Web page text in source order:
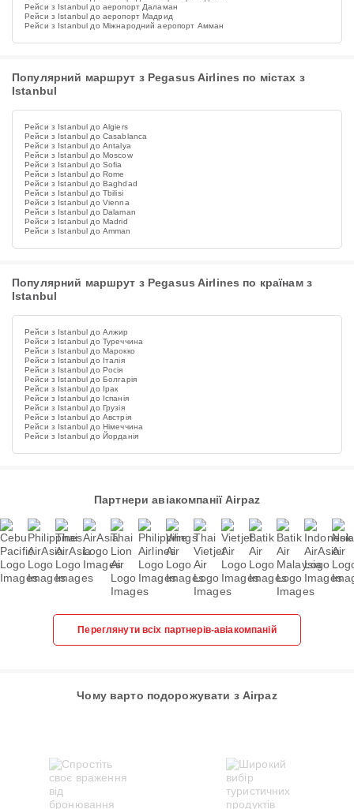
Рейси з Istanbul до аеропорт Даламан
Рейси з Istanbul до аеропорт Мадрид
Рейси з Istanbul до Міжнародний аеропорт Амман
Популярний маршрут з Pegasus Airlines по містах з
Istanbul
Рейси з Istanbul до Algiers
Рейси з Istanbul до Casablanca
Рейси з Istanbul до Antalya
Рейси з Istanbul до Moscow
Рейси з Istanbul до Sofia
Рейси з Istanbul до Rome
Рейси з Istanbul до Baghdad
Рейси з Istanbul до Tbilisi
Рейси з Istanbul до Vienna
Рейси з Istanbul до Dalaman
Рейси з Istanbul до Madrid
Рейси з Istanbul до Amman
Популярний маршрут з Pegasus Airlines по країнам з
Istanbul
Рейси з Istanbul до Алжир
Рейси з Istanbul до Туреччина
Рейси з Istanbul до Марокко
Рейси з Istanbul до Італія
Рейси з Istanbul до Росія
Рейси з Istanbul до Болгарія
Рейси з Istanbul до Ірак
Рейси з Istanbul до Іспанія
Рейси з Istanbul до Грузія
Рейси з Istanbul до Австрія
Рейси з Istanbul до Німеччина
Рейси з Istanbul до Йорданія
Партнери авіакомпанії Airpaz
Переглянути всіх партнерів-авіакомпаній
Чому варто подорожувати з Airpaz